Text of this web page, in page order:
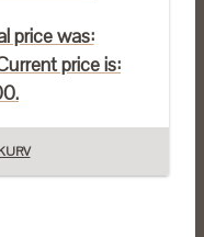
price was:
price is: